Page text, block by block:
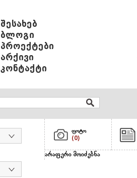
შესახებ
ბლოგი
პროექტები
არქივი
კონტაქტი
ფოტო
(0)
არაფერი მოიძებნა